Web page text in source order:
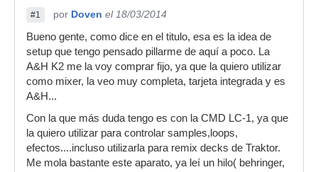
#1 por Doven el 18/03/2014
Bueno gente, como dice en el titulo, esa es la idea de
setup que tengo pensado pillarme de aquí a poco. La
A&H K2 me la voy comprar fijo, ya que la quiero utilizar
como mixer, la veo muy completa, tarjeta integrada y es
A&H...
Con la que más duda tengo es con la CMD LC-1, ya que
la quiero utilizar para controlar samples,loops,
efectos....incluso utilizarla para remix decks de Traktor.
Me mola bastante este aparato, ya leí un hilo( behringer,